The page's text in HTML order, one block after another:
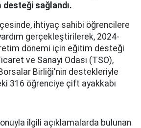
sağlandı.
ihtiyaç sahibi öğrencilere
gerçekleştirilerek, 2024-
dönemi için eğitim desteği
ve Sanayi Odası (TSO),
Birliği'nin destekleriyle
316 öğrenciye çift ayakkabı
ilgili açıklamalarda bulunan